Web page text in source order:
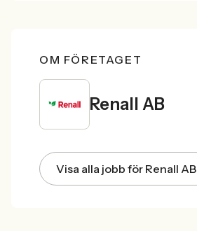
OM FÖRETAGET
Renall AB
Visa alla jobb för Renall AB